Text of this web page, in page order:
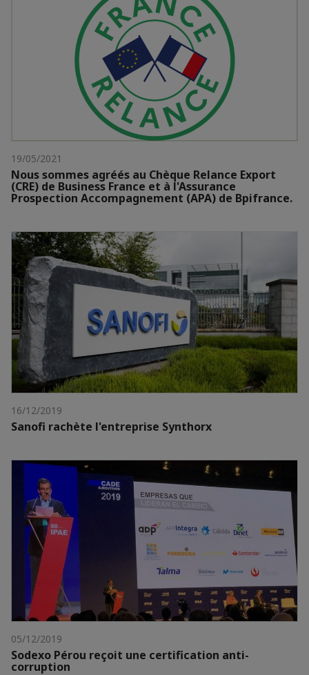
19/05/2021
Nous sommes agréés au Chèque Relance Export
(CRE) de Business France et à l'Assurance
Prospection Accompagnement (APA) de Bpifrance.
16/12/2019
Sanofi rachète l'entreprise Synthorx
05/12/2019
Sodexo Pérou reçoit une certification anti-
corruption